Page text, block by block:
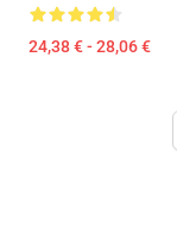
24,38 € - 28,06 €